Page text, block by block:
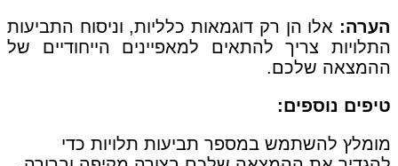
הערה: אלו הן רק דוגמאות כלליות, וניסוח התביעות
התלויות צריך להתאים למאפיינים הייחודיים של
ההמצאה שלכם.
טיפים נוספים:
מומלץ להשתמש במספר תביעות תלויות כדי